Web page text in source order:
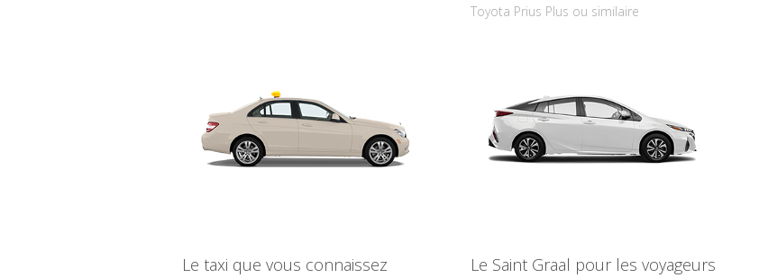
Le taxi que vous connaissez
Toyota Prius Plus ou similaire
Le Saint Graal pour les voyageurs